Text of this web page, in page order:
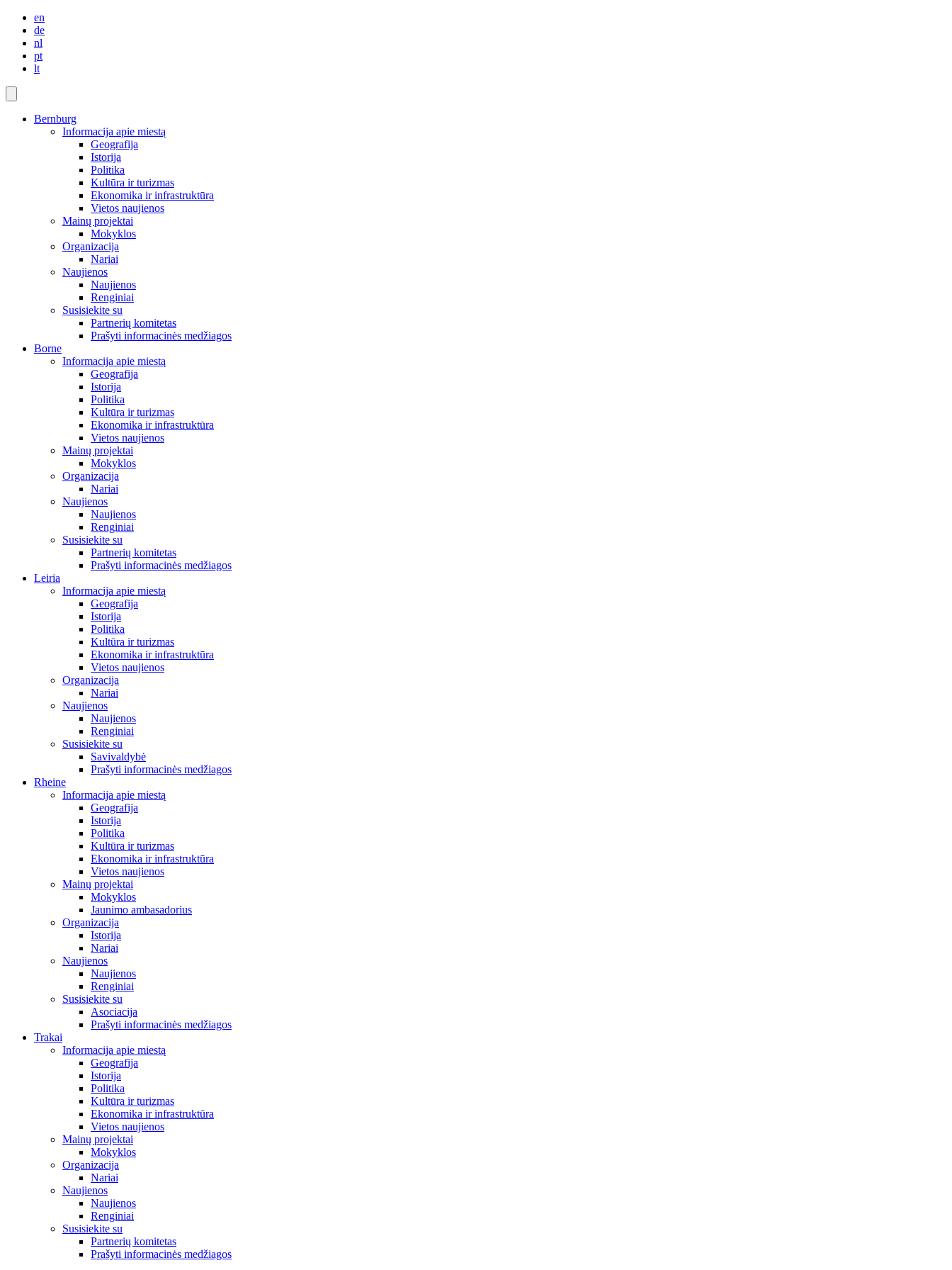
en
de
nl
pt
lt
Bernburg
Informacija apie miestą
Geografija
Istorija
Politika
Kultūra ir turizmas
Ekonomika ir infrastruktūra
Vietos naujienos
Mainų projektai
Mokyklos
Organizacija
Nariai
Naujienos
Naujienos
Renginiai
Susisiekite su
Partnerių komitetas
Prašyti informacinės medžiagos
Borne
Informacija apie miestą
Geografija
Istorija
Politika
Kultūra ir turizmas
Ekonomika ir infrastruktūra
Vietos naujienos
Mainų projektai
Mokyklos
Organizacija
Nariai
Naujienos
Naujienos
Renginiai
Susisiekite su
Partnerių komitetas
Prašyti informacinės medžiagos
Leiria
Informacija apie miestą
Geografija
Istorija
Politika
Kultūra ir turizmas
Ekonomika ir infrastruktūra
Vietos naujienos
Organizacija
Nariai
Naujienos
Naujienos
Renginiai
Susisiekite su
Savivaldybė
Prašyti informacinės medžiagos
Rheine
Informacija apie miestą
Geografija
Istorija
Politika
Kultūra ir turizmas
Ekonomika ir infrastruktūra
Vietos naujienos
Mainų projektai
Mokyklos
Jaunimo ambasadorius
Organizacija
Istorija
Nariai
Naujienos
Naujienos
Renginiai
Susisiekite su
Asociacija
Prašyti informacinės medžiagos
Trakai
Informacija apie miestą
Geografija
Istorija
Politika
Kultūra ir turizmas
Ekonomika ir infrastruktūra
Vietos naujienos
Mainų projektai
Mokyklos
Organizacija
Nariai
Naujienos
Naujienos
Renginiai
Susisiekite su
Partnerių komitetas
Prašyti informacinės medžiagos